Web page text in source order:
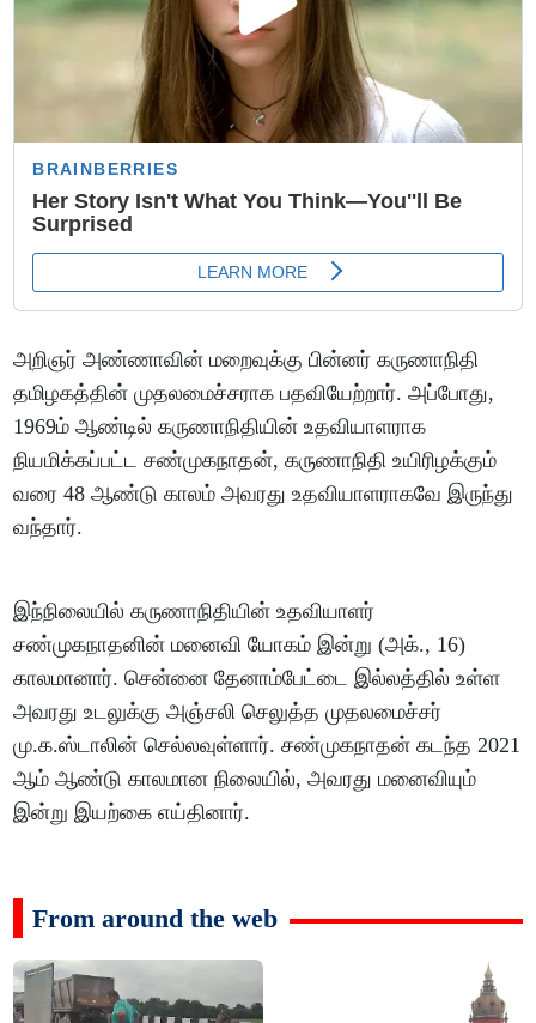
அறிஞர் அண்ணாவின் மறைவுக்கு பின்னர் கருணாநிதி
தமிழகத்தின் முதலமைச்சராக பதவியேற்றார். அப்போது,
1969ம் ஆண்டில் கருணாநிதியின் உதவியாளராக
நியமிக்கப்பட்ட சண்முகநாதன், கருணாநிதி உயிரிழக்கும்
வரை 48 ஆண்டு காலம் அவரது உதவியாளராகவே இருந்து
வந்தார்.
இந்நிலையில் கருணாநிதியின் உதவியாளர்
சண்முகநாதனின் மனைவி யோகம் இன்று (அக்., 16)
காலமானார். சென்னை தேனாம்பேட்டை இல்லத்தில் உள்ள
அவரது உடலுக்கு அஞ்சலி செலுத்த முதலமைச்சர்
மு.க.ஸ்டாலின் செல்லவுள்ளார். சண்முகநாதன் கடந்த 2021
ஆம் ஆண்டு காலமான நிலையில், அவரது மனைவியும்
இன்று இயற்கை எய்தினார்.
From around the web